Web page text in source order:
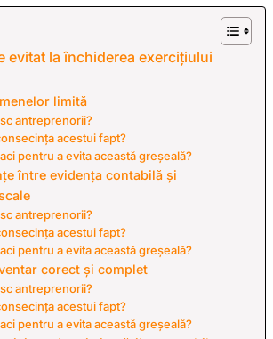
evitat la închiderea exercițiului
limită
antreprenorii?
acestui fapt?
pentru a evita această greșeală?
între evidența contabilă și
antreprenorii?
acestui fapt?
pentru a evita această greșeală?
corect și complet
antreprenorii?
acestui fapt?
pentru a evita această greșeală?